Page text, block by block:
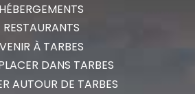
HÉBERGEMENTS
RESTAURANTS
VENIR À TARBES
DANS TARBES
AUTOUR DE TARBES